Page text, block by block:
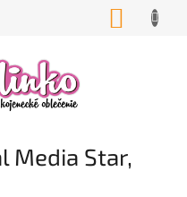
Media Star,